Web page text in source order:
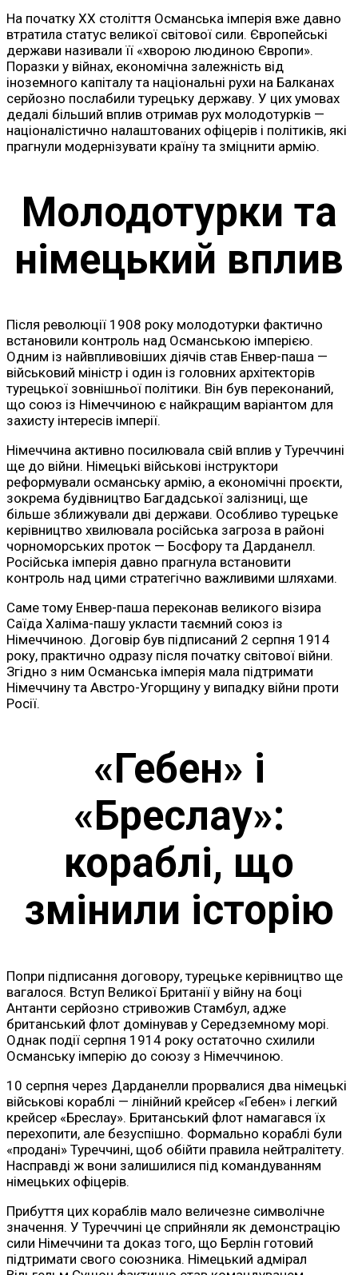
На початку ХХ століття Османська імперія вже давно
втратила статус великої світової сили. Європейські
держави називали її «хворою людиною Європи».
Поразки у війнах, економічна залежність від
іноземного капіталу та національні рухи на Балканах
серйозно послабили турецьку державу. У цих умовах
дедалі більший вплив отримав рух молодотурків —
націоналістично налаштованих офіцерів і політиків, які
прагнули модернізувати країну та зміцнити армію.
Молодотурки та
німецький вплив
Після революції 1908 року молодотурки фактично
встановили контроль над Османською імперією.
Одним із найвпливовіших діячів став Енвер-паша —
військовий міністр і один із головних архітекторів
турецької зовнішньої політики. Він був переконаний,
що союз із Німеччиною є найкращим варіантом для
захисту інтересів імперії.
Німеччина активно посилювала свій вплив у Туреччині
ще до війни. Німецькі військові інструктори
реформували османську армію, а економічні проєкти,
зокрема будівництво Багдадської залізниці, ще
більше зближували дві держави. Особливо турецьке
керівництво хвилювала російська загроза в районі
чорноморських проток — Босфору та Дарданелл.
Російська імперія давно прагнула встановити
контроль над цими стратегічно важливими шляхами.
Саме тому Енвер-паша переконав великого візира
Саїда Халіма-пашу укласти таємний союз із
Німеччиною. Договір був підписаний 2 серпня 1914
року, практично одразу після початку світової війни.
Згідно з ним Османська імперія мала підтримати
Німеччину та Австро-Угорщину у випадку війни проти
Росії.
«Гебен» і
«Бреслау»:
кораблі, що
змінили історію
Попри підписання договору, турецьке керівництво ще
вагалося. Вступ Великої Британії у війну на боці
Антанти серйозно стривожив Стамбул, адже
британський флот домінував у Середземному морі.
Однак події серпня 1914 року остаточно схилили
Османську імперію до союзу з Німеччиною.
10 серпня через Дарданелли прорвалися два німецькі
військові кораблі — лінійний крейсер «Гебен» і легкий
крейсер «Бреслау». Британський флот намагався їх
перехопити, але безуспішно. Формально кораблі були
«продані» Туреччині, щоб обійти правила нейтралітету.
Насправді ж вони залишилися під командуванням
німецьких офіцерів.
Прибуття цих кораблів мало величезне символічне
значення. У Туреччині це сприйняли як демонстрацію
сили Німеччини та доказ того, що Берлін готовий
підтримати свого союзника. Німецький адмірал